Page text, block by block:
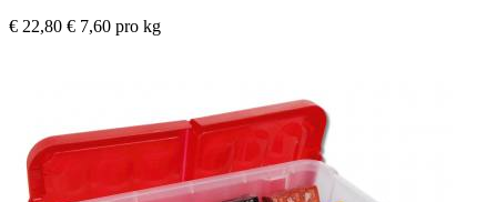
€ 22,80 € 7,60 pro kg